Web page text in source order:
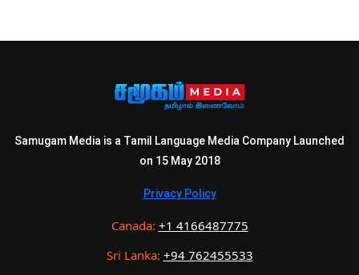
Samugam Media is a Tamil Language Media Company Launched
on 15 May 2018
Privacy Policy
Canada: +1 4166487775
Sri Lanka: +94 762455533